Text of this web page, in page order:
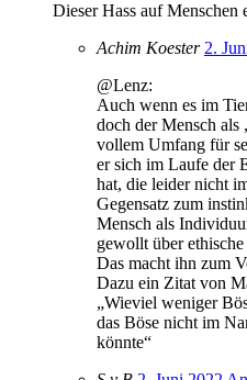
Dieser Hass auf Menschen
Achim Koester 2.
@Lenz:
Auch wenn es im
doch der Mensch als
vollem Umfang für
er sich im Laufe der
hat, die leider nicht
Gegensatz zum
Mensch als
gewollt über
Das macht ihn zum
Dazu ein Zitat von
„Wieviel weniger
das Böse nicht im
könnte“